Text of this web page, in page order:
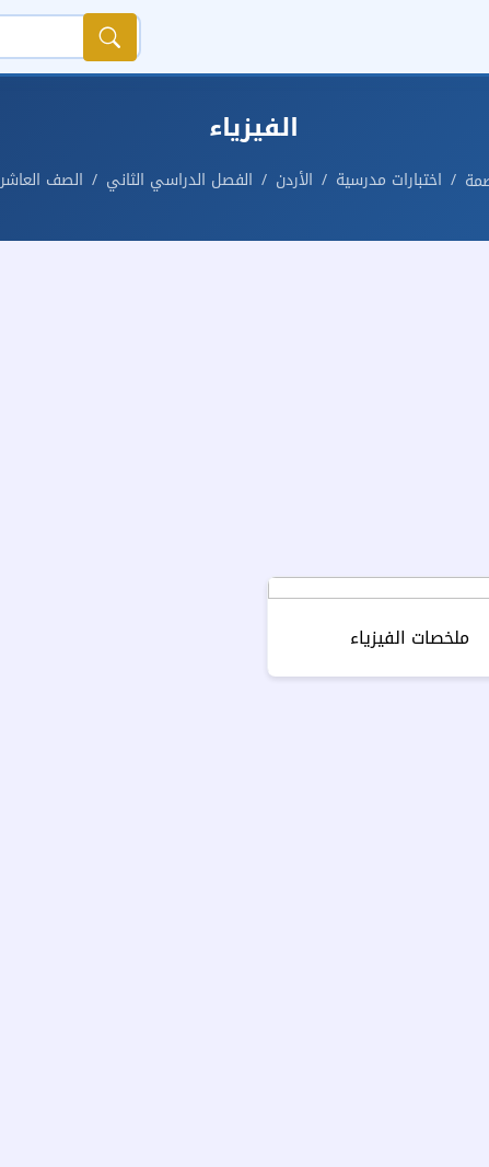
الفيزياء
اختبارات مدرسية الأردن الفصل الدراسي الثاني الصف العاشر
ملخصات الفيزياء